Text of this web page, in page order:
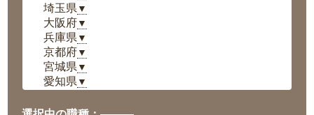
埼玉県 ▼
大阪府▼
兵庫県 ▼
京都府▼
宮城県 ▼
愛知県 ▼
岡山県▼